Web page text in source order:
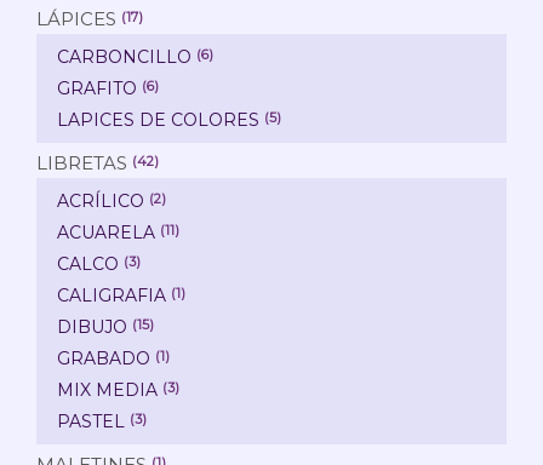
LÁPICES (17)
CARBONCILLO (6)
GRAFITO (6)
LAPICES DE COLORES (5)
LIBRETAS (42)
ACRÍLICO (2)
ACUARELA (11)
CALCO (3)
CALIGRAFIA (1)
DIBUJO (15)
GRABADO (1)
MIX MEDIA (3)
PASTEL (3)